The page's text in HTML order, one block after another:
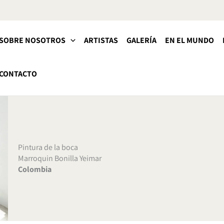
NOSOTROS ARTISTAS GALERÍA EN EL MUNDO
Pintura de la boca
Marroquin Bonilla Yeimar
Colombia